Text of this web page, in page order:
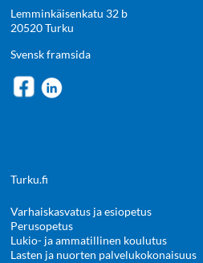
Lemminkäisenkatu 32 b
20520 Turku
Svensk framsida
Turku.fi
Varhaiskasvatus ja esiopetus
Perusopetus
Lukio- ja ammatillinen koulutus
Lasten ja nuorten palvelukokonaisuus